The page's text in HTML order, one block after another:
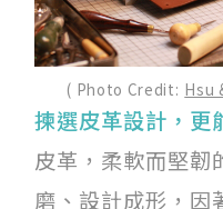
( Photo Credit: Hsu
揀選皮革設計，更
皮革，柔軟而堅韌
磨、設計成形，因